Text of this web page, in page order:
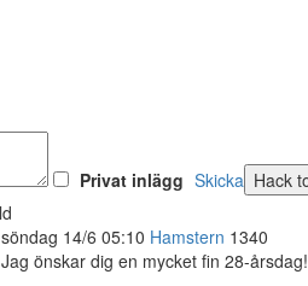
Privat inlägg Skicka
söndag 14/6 05:10 Hamstern 1340
Jag önskar dig en mycket fin 28-årsdag!